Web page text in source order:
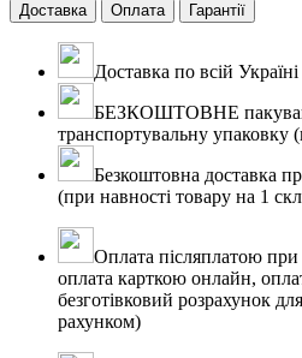
Доставка Оплата Гарантії
Доставка по всій
БЕЗКОШТОВНЕ
транспортувальну упаковку
Безкоштовна доставка
(при навності товару на 1
Оплата післяплатою при
оплата карткою онлайн,
безготівковий розрахунок
рахунком)